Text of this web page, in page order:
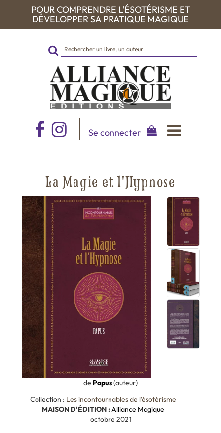
POUR COMPRENDRE L'ÉSOTÉRISME ET
DÉVELOPPER SA PRATIQUE MAGIQUE
Rechercher
sur
le
site
Se connecter
La Magie et l'Hypnose
de Papus(auteur)
Collection : Les incontournables de l'ésotérisme
MAISON D'ÉDITION :Alliance Magique
octobre 2021